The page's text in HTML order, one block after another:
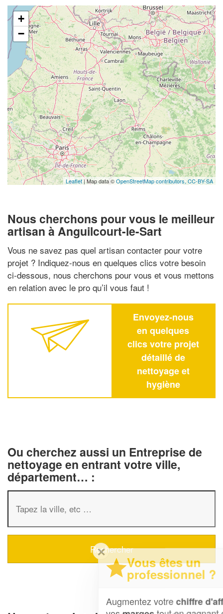
+
−
Leaflet | Map data ©OpenStreetMap contributors, CC-BY-SA
Nous cherchons pour vous le meilleur
artisan à Anguilcourt-le-Sart
Vous ne savez pas quel artisan contacter pour votre
projet ? Indiquez-nous en quelques clics votre besoin
ci-dessous, nous cherchons pour vous et vous mettons
en relation avec le pro qu’il vous faut !
Envoyez-nous
en quelques
clics votre projet
détaillé de
nettoyage et
hygiène
Ou cherchez aussi un Entreprise de
nettoyage en entrant votre ville,
département… :
Vous êtes un
professionnel ?
Augmentez votrechiffre d'affaireset